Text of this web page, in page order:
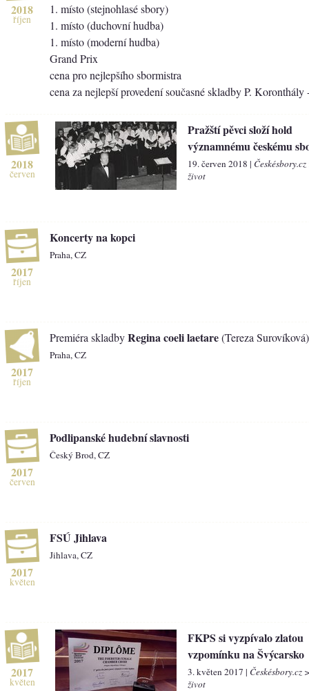
2018
říjen
1. místo (stejnohlasé sbory)
1. místo (duchovní hudba)
1. místo (moderní hudba)
Grand Prix
cena pro nejlepšího sbormistra
cena za nejlepší provedení současné skladby P.
2018
červen
Pražští pěvci složí hold
významnému českému
19. červen 2018 |
život
2017
říjen
Koncerty na kopci
Praha, CZ
2017
říjen
Premiéra skladbyRegina coeli laetare(Tereza Surovíková)
Praha, CZ
2017
červen
Podlipanské hudební slavnosti
Český Brod, CZ
2017
květen
FSÚ Jihlava
Jihlava, CZ
2017
květen
FKPS si vyzpívalo zlatou
vzpomínku na Švýcarsko
3. květen 2017 | Českésbory.cz
život